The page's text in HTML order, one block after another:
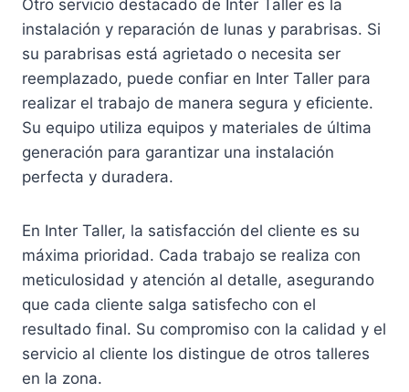
Otro servicio destacado de Inter Taller es la
instalación y reparación de lunas y parabrisas. Si
su parabrisas está agrietado o necesita ser
reemplazado, puede confiar en Inter Taller para
realizar el trabajo de manera segura y eficiente.
Su equipo utiliza equipos y materiales de última
generación para garantizar una instalación
perfecta y duradera.
En Inter Taller, la satisfacción del cliente es su
máxima prioridad. Cada trabajo se realiza con
meticulosidad y atención al detalle, asegurando
que cada cliente salga satisfecho con el
resultado final. Su compromiso con la calidad y el
servicio al cliente los distingue de otros talleres
en la zona.